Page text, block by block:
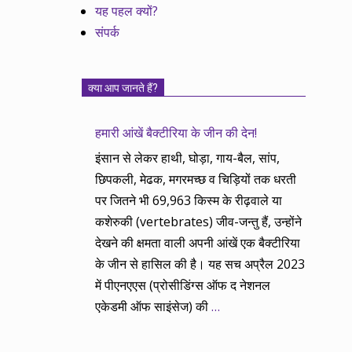
यह पहल क्यों?
संपर्क
क्या आप जानते हैं?
हमारी आंखें बैक्टीरिया के जीन की देन!
इंसान से लेकर हाथी, घोड़ा, गाय-बैल, सांप,
छिपकली, मेढक, मगरमच्छ व चिड़ियों तक धरती
पर जितने भी 69,963 किस्म के रीढ़वाले या
कशेरुकी (vertebrates) जीव-जन्तु हैं, उन्होंने
देखने की क्षमता वाली अपनी आंखें एक बैक्टीरिया
के जीन से हासिल की है। यह सच अप्रैल 2023
में पीएनएएस (प्रोसीडिंग्स ऑफ द नेशनल
एकेडमी ऑफ साइंसेज) की…